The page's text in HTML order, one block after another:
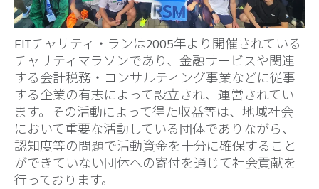
FITチャリティ・ランは2005年より開催されている
チャリティマラソンであり、金融サービスや関連
する会計税務・コンサルティング事業などに従事
する企業の有志によって設立され、運営されてい
ます。その活動によって得た収益等は、地域社会
において重要な活動している団体でありながら、
認知度等の問題で活動資金を十分に確保すること
ができていない団体への寄付を通じて社会貢献を
行っております。